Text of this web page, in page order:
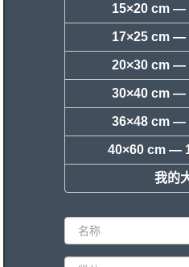
15×20 cm —
17×25 cm —
20×30 cm —
30×40 cm —
36×48 cm —
40×60 cm —
我的